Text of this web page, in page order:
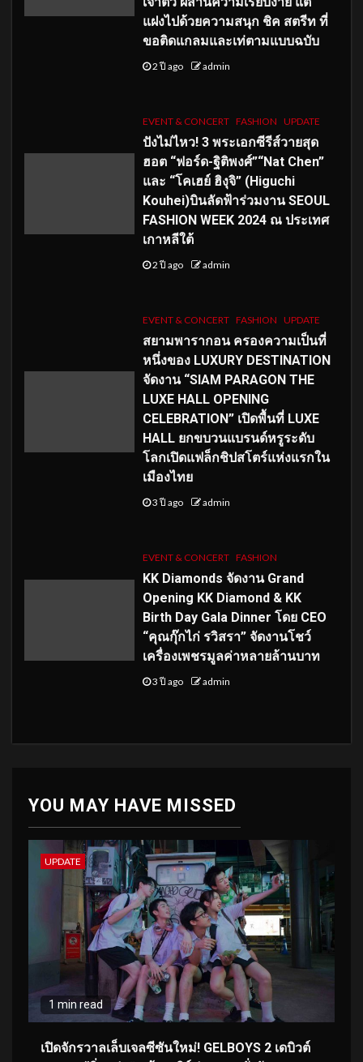
แฝงไปด้วยความสนุก ชิค สตรีท ที่
ขอติดแกลมและเท่ตามแบบฉบับ
2 ปี ago admin
EVENT & CONCERT FASHION UPDATE
ปังไม่ไหว! 3 พระเอกซีรีส์วายสุด
ฮอต “ฟอร์ด-ฐิติพงศ์”“Nat Chen”
และ “โคเฮย์ ฮิงุจิ” (Higuchi
Kouhei)บินลัดฟ้าร่วมงาน SEOUL
FASHION WEEK 2024 ณ ประเทศ
เกาหลีใต้
2 ปี ago admin
EVENT & CONCERT FASHION UPDATE
สยามพารากอน ครองความเป็นที่
หนึ่งของ LUXURY DESTINATION
จัดงาน “SIAM PARAGON THE
LUXE HALL OPENING
CELEBRATION” เปิดพื้นที่ LUXE
HALL ยกขบวนแบรนด์หรูระดับ
โลกเปิดแฟล็กชิปสโตร์แห่งแรกใน
เมืองไทย
3 ปี ago admin
EVENT & CONCERT FASHION
KK Diamonds จัดงาน Grand
Opening KK Diamond & KK
Birth Day Gala Dinner โดย CEO
“คุณกุ๊กไก่ รวิสรา” จัดงานโชว์
เครื่องเพชรมูลค่าหลายล้านบาท
3 ปี ago admin
YOU MAY HAVE MISSED
UPDATE
1 min read
เปิดจักรวาลเล็บเจลซีซันใหม่! GELBOYS 2 เดบิวต์